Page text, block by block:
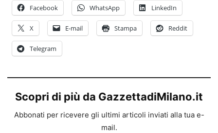
Facebook WhatsApp LinkedIn
X E-mail Stampa Reddit
Telegram
Scopri di più da GazzettadiMilano.it
Abbonati per ricevere gli ultimi articoli inviati alla tua e-
mail.